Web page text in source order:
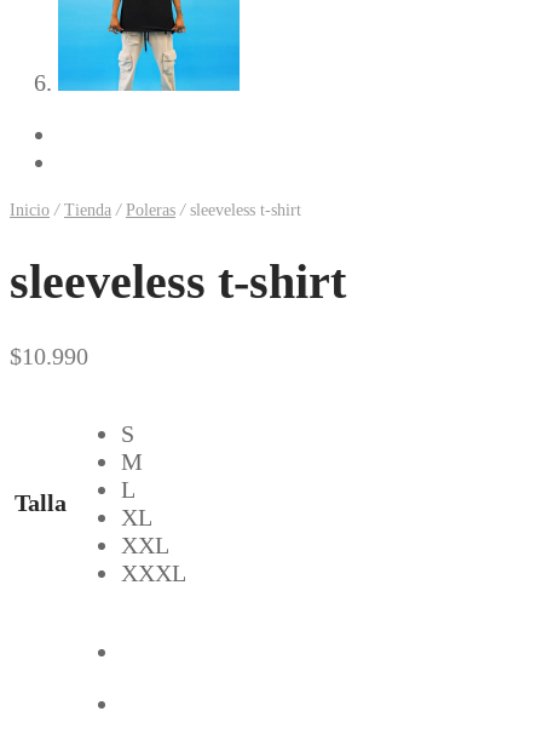
Inicio / Tienda / Poleras /sleeveless t-shirt
sleeveless t-shirt
$10.990
Talla
S
M
L
XL
XXL
XXXL